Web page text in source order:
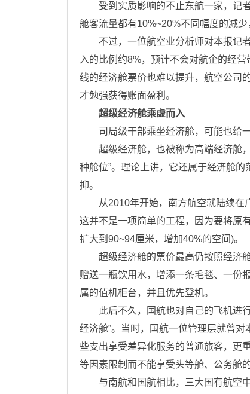
受到实质影响的不止东航一家，记者
舱客流量都有10%~20%不同幅度的减少
不过，一位航空业分析师对本报记者
入的比例约8%，预计不会对航企的经
线的经济舱票价也难以提升，航空公司
才勉强获得账面盈利。
超级经济舱乘虚而入
司局级干部乘坐经济舱，可能也给一
超级经济舱，也被称为高端经济舱，
种舱位”。理论上讲，它还属于经济舱
抑。
从2010年开始，南方航空就陆续在广
这并不是一项简单的工程，因为要将原
扩大到90~94厘米，增加40%的空间)。
超级经济舱的票价最高仍按照经济舱
赠送一瓶饮用水，增添一条毛毯、一份
属的值机柜台，并且优先登机。
此后不久，国航也对自己的飞机进行
经济舱”。当时，国航一位管理层就曾
些支出享受差异化服务的普通旅客，更
等因素限制而不能享受头等舱、公务舱
与南航和国航相比，三大国有航空中